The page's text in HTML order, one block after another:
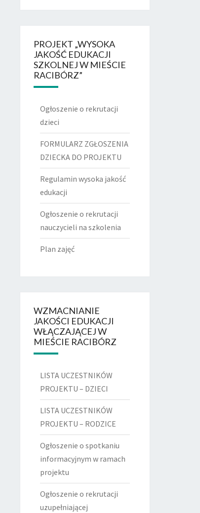
PROJEKT „WYSOKA
JAKOŚĆ EDUKACJI
SZKOLNEJ W MIEŚCIE
RACIBÓRZ”
Ogłoszenie o rekrutacji
dzieci
FORMULARZ ZGŁOSZENIA
DZIECKA DO PROJEKTU
Regulamin wysoka jakość
edukacji
Ogłoszenie o rekrutacji
nauczycieli na szkolenia
Plan zajęć
WZMACNIANIE
JAKOŚCI EDUKACJI
WŁĄCZAJĄCEJ W
MIEŚCIE RACIBÓRZ
LISTA UCZESTNIKÓW
PROJEKTU – DZIECI
LISTA UCZESTNIKÓW
PROJEKTU – RODZICE
Ogłoszenie o spotkaniu
informacyjnym w ramach
projektu
Ogłoszenie o rekrutacji
uzupełniającej